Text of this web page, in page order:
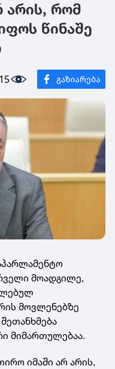
არის, რომ
წინაშე
15
მოადგილე,
მოვლენებზე
მიმართულებაა.
იმაში არ არის,